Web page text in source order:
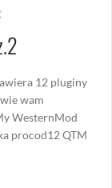
12 pluginy
wam
WesternMod
procod12 QTM